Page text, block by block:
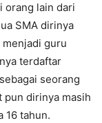
orang lain dari
SMA dirinya
guru
terdaftar
seorang
pun dirinya masih
16 tahun.